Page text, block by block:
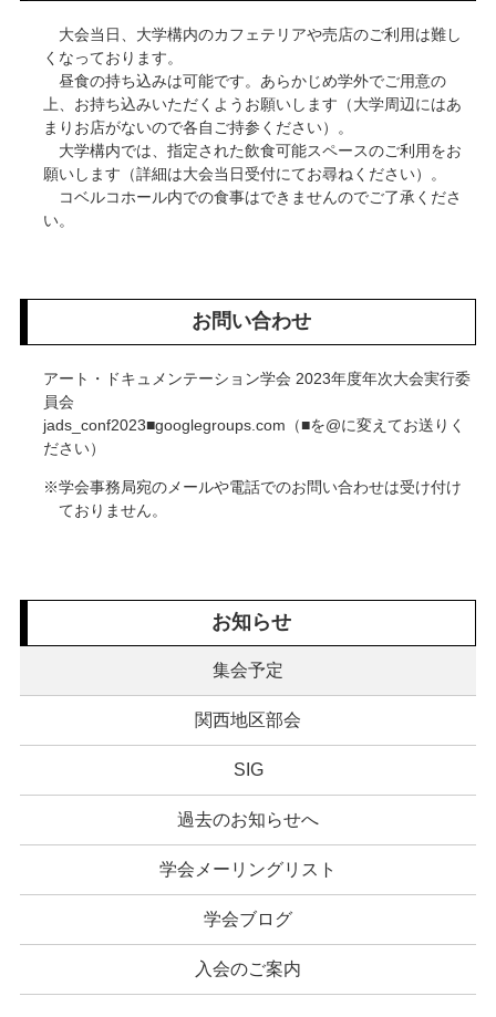
お知らせ
集会予定
関西地区部会
SIG
過去のお知らせへ
学会メーリングリスト
学会ブログ
入会のご案内
大会当日、大学構内のカフェテリアや売店のご利用は難し
くなっております。
昼食の持ち込みは可能です。あらかじめ学外でご用意の
上、お持ち込みいただくようお願いします（大学周辺にはあ
まりお店がないので各自ご持参ください）。
大学構内では、指定された飲食可能スペースのご利用をお
願いします（詳細は大会当日受付にてお尋ねください）。
コベルコホール内での食事はできませんのでご了承くださ
い。
お問い合わせ
アート・ドキュメンテーション学会 2023年度年次大会実行委
員会
jads_conf2023■googlegroups.com（■を@に変えてお送りく
ださい）
学会事務局宛のメールや電話でのお問い合わせは受け付け
ておりません。